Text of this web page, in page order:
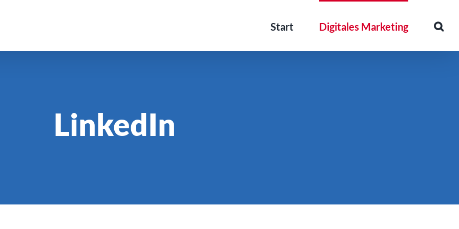
Start Digitales Marketing
LinkedIn